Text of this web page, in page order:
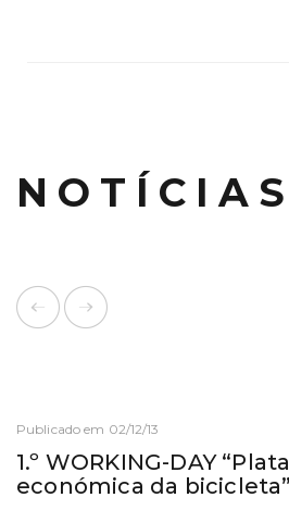
NOTÍCIAS
Publicado em 02/12/13
1.º WORKING-DAY
económica da bicicleta”